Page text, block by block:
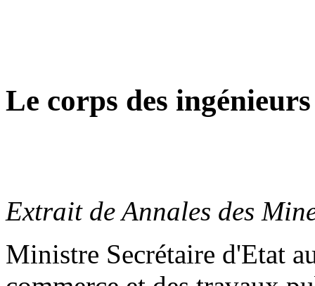
Le corps des
Extrait de Annales des
Ministre Secrétaire d'Etat